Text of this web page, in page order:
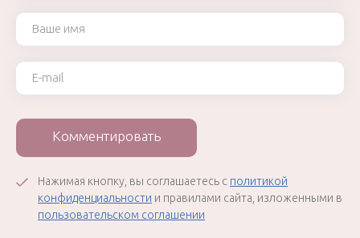
Ваше имя
Ваш e-mail
Комментировать
Нажимая кнопку, вы соглашаетесь с политикой
конфиденциальности и правилами сайта, изложенными в
пользовательском соглашении